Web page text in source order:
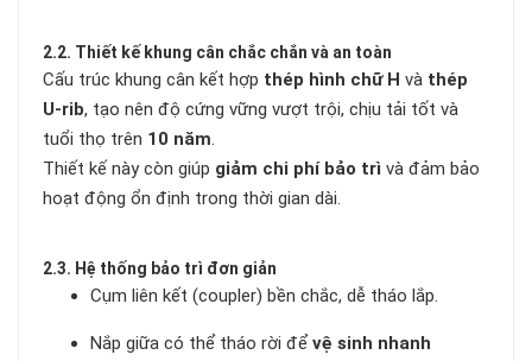
2.2. Thiết kế khung cân chắc chắn và an toàn
Cấu trúc khung cân kết hợp thép hình chữ H và thép
U-rib, tạo nên độ cứng vững vượt trội, chịu tải tốt và
tuổi thọ trên 10 năm.
Thiết kế này còn giúp giảm chi phí bảo trì và đảm bảo
hoạt động ổn định trong thời gian dài.
2.3. Hệ thống bảo trì đơn giản
Cụm liên kết (coupler) bền chắc, dễ tháo lắp.
Nắp giữa có thể tháo rời đểvệ sinh nhanh